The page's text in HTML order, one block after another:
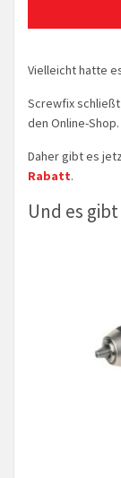
Vielleicht hatte
Screwfix
den Online-Shop.
Daher gibt es
Rabatt.
Und es